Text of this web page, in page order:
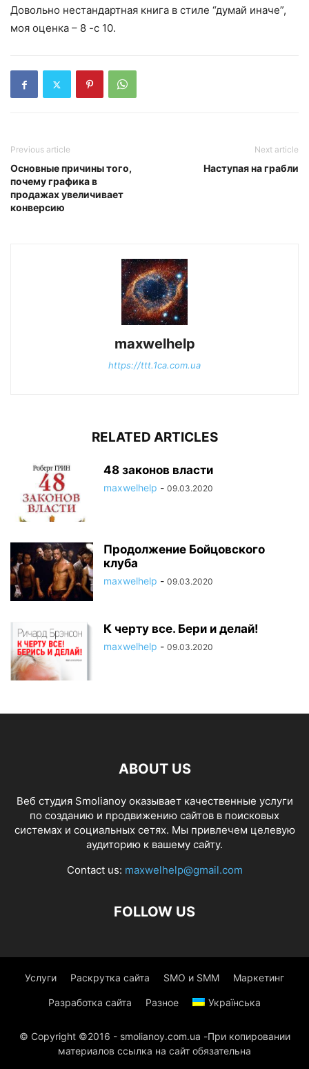
Довольно нестандартная книга в стиле “думай иначе”,
моя оценка – 8 -с 10.
Previous article
Основные причины того,
почему графика в
продажах увеличивает
конверсию
Next article
Наступая на грабли
maxwelhelp
https://ttt.1ca.com.ua
RELATED ARTICLES
48 законов власти
maxwelhelp - 09.03.2020
Продолжение Бойцовского
клуба
maxwelhelp - 09.03.2020
К черту все. Бери и делай!
maxwelhelp - 09.03.2020
ABOUT US
Веб студия Smolianoy оказывает качественные услуги
по созданию и продвижению сайтов в поисковых
системах и социальных сетях. Мы привлечем целевую
аудиторию к вашему сайту.
Contact us: maxwelhelp@gmail.com
FOLLOW US
Услуги Раскрутка сайта SMO и SMM Маркетинг
Разработка сайта Разное Українська
© Copyright ©2016 - smolianoy.com.ua -При копировании
материалов ссылка на сайт обязательна